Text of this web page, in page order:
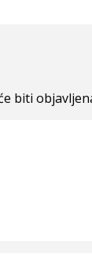
biti